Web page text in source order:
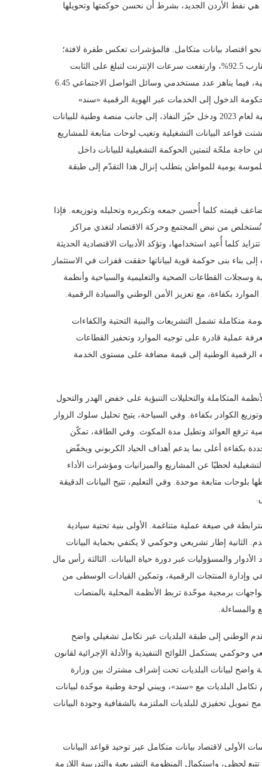
هي نفط الأردن الجديد، بشرط أن نحسن حوكمتها وتحويلها
نحو اقتصاد بيانات متكامل. فالمؤشرات تعكس طفرة لافتة؛
بلغ عدد مستخدمي الإنترنت عام 2025 نحو 10.7 مليون مستخدم بنسبة نفاذ تقارب 92.5%، وارتفعت سرعات الإنترنت لتبلغ على الثابت
قرابة 161 ميجابت في الثانية وعلى الهاتف المحمول نحو 30 ميجابت في الثانية، فيما يناهز عدد مستخدمي وسائل التواصل الاجتماعي 6.45
الدخول إلى الخدمات عبر الهوية الرقمية «سند»
وأتاحت مئات الخدمات على بوابة موحدة، وأُقِرّ قانون حماية البيانات الشخصية لعام 2023 ودخل حيّز النفاذ، إلى جانب منصة وطنية للبيانات
قواعد البيانات التشغيلية وتغيب لوحات متابعة للمشاريع
ملحّة لتمتين الحوكمة التشغيلية للبيانات داخل
يومية للمواطن يتطلب إنزال هذا التقدّم إلى طبقة
قيمته كلما أُحسن جمعه وتكريره وتحليله وتوزيعه. فإذا
من نبض المجتمع وحركة الاقتصاد لتغذي مراكز
كلما أُعيد استخدامها، وتؤكد الأدبيات الاقتصادية الحديثة
بناء بنى حوكمة قوية لبياناتها حققت قفزات في الاستثمار
وسجلات القطاعات الصحية والتعليمية والسياحية وأنظمة
بكفاءة، مع تعزيز الأمن الوطني والسيادة الرقمية.
متكاملة تشمل التشريعات والبنية التحتية والكفاءات
عملية قادرة على توجيه الموارد وتحفيز القطاعات
الرقمية الوطنية إلى قيمة مضافة على مستوى الخدمة
المتكاملة والتحليلات التنبؤية على خفض الهدر والتحول
الكوادر بكفاءة. وفي السياحة، يتيح تحليل سلوك الزوار
ترفع العوائد وتطيل مدة المكوث. وفي الطاقة، تمكّن
بكفاءة أعلى بما يدعم أهداف الحياد الكربوني ويخفّض
لحظيًا عن المشاريع والميزانيات ومؤشرات الأداء
متابعة موحدة. وفي التعليم، تتيح البيانات الدقيقة
في صيغة عملية متناغمة. الأولى بنية تحتية سيادية
الثانية إطار تشريعي وحوكمي لا يكتفي بحماية البيانات
والمسؤوليات عبر دورة حياة البيانات. الثالثة رأس مال
وإدارة المنتجات الرقمية، وتمكين القيادات الوسطى من
برمجية موحّدة تربط الأنظمة المحلية بالمنصات
والمساءلة.
الوطني إلى طبقة البلديات عبر تكامل تشغيلي واضح
يستكمل اللوائح التنفيذية والأدلة الإجرائية لقانون
واضح لبيانات البلديات تحت إشراف مشترك بين وزارة
تكامل البلديات مع «سند»، ويبني لوحة وطنية موحّدة لبيانات
تمويل تحفيزي للبلديات الملتزمة بالشفافية وجودة البيانات
لاقتصاد بيانات متكامل عبر توحيد قواعد البيانات
لحظي، واستكمال المنظومة التشريعية والتدريبية اللازمة